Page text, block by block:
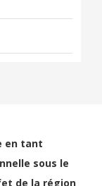
en tant
sous le
de la région